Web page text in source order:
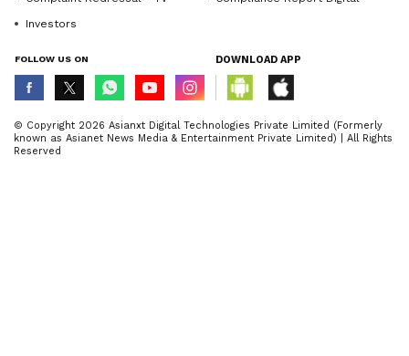
Investors
FOLLOW US ON DOWNLOAD APP
© Copyright 2026 Asianxt Digital Technologies Private Limited (Formerly
known as Asianet News Media & Entertainment Private Limited) | All Rights
Reserved